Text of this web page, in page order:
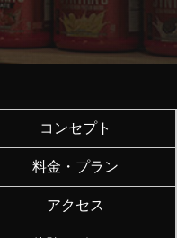
コンセプト
料金・プラン
アクセス